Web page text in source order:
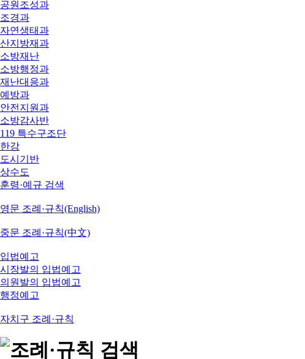
공원조성과
조경과
자연생태과
산지방재과
소방재난
소방행정과
재난대응과
예방과
안전지원과
소방감사반
119 특수구조단
한강
도시기반
상수도
훈령·예규 검색
영문 조례·규칙(English)
중문 조례·규칙(中文)
입법예고
시장발의 입법예고
의원발의 입법예고
행정예고
자치구 조례·규칙